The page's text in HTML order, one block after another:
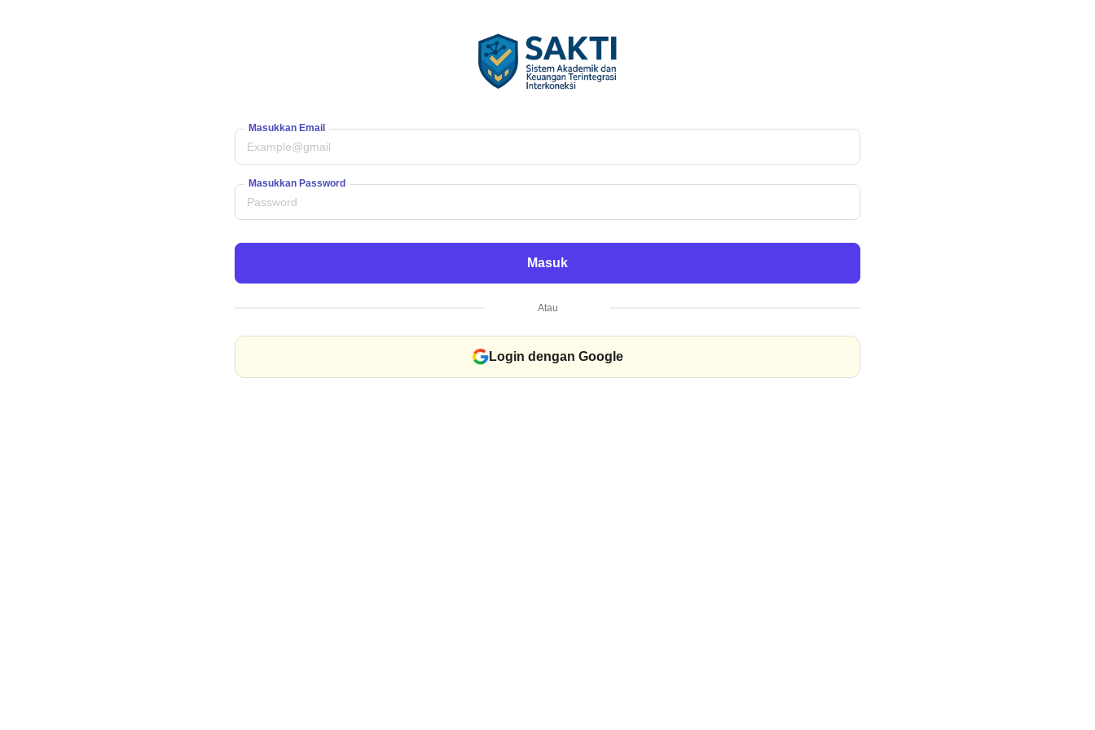
Masukkan Email
Masukkan Password
Masuk
Atau
Login dengan Google